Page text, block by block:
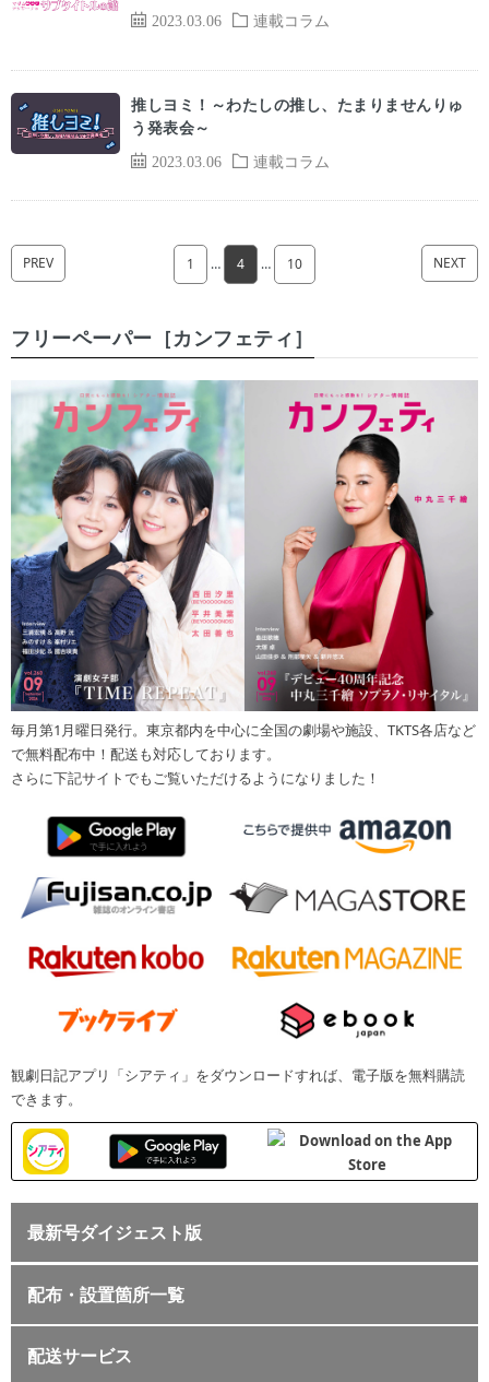
2023.03.06 連載コラム
2023.03.06 連載コラム
推しヨミ！～わたしの推し、たまりませんりゅ
う発表会～
PREV 1 … 4 … 10 NEXT
フリーペーパー［カンフェティ］
毎月第1月曜日発行。東京都内を中心に全国の劇場や施設、TKTS各店など
で無料配布中！配送も対応しております。
さらに下記サイトでもご覧いただけるようになりました！
観劇日記アプリ「シアティ」をダウンロードすれば、電子版を無料購読
できます。
最新号ダイジェスト版
配布・設置箇所一覧
配送サービス